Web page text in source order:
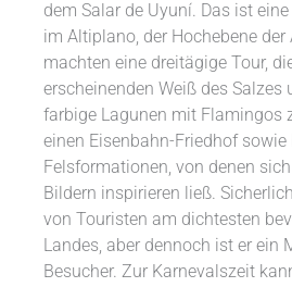
dem Salar de Uyuní. Das ist
im Altiplano, der Hochebene der
machten eine dreitägige Tour,
erscheinenden Weiß des Salzes
farbige Lagunen mit Flamingos
einen Eisenbahn-Friedhof sowie
Felsformationen, von denen
Bildern inspirieren ließ.
von Touristen am dichtesten
Landes, aber dennoch ist er ein
Besucher. Zur Karnevalszeit